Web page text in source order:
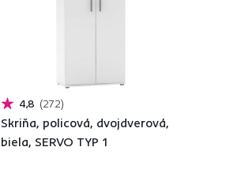
4,8 272
Skriňa, policová, dvojdverová,
biela, SERVO TYP 1